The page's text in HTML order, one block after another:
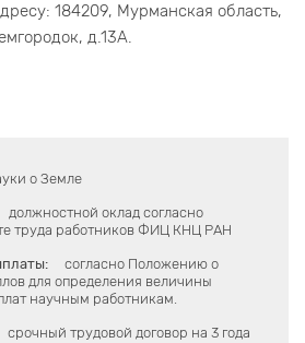
184209, Мурманская область,
д.13А.
о Земле
должностной оклад согласно
труда работников ФИЦ КНЦ РАН
согласно Положению о
для определения величины
научным работникам.
срочный трудовой договор на 3 года